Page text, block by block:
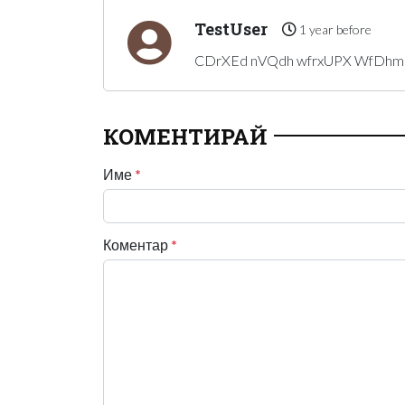
TestUser 1 year before
CDrXEd nVQdh wfrxUPX
КОМЕНТИРАЙ
Име *
Коментар *